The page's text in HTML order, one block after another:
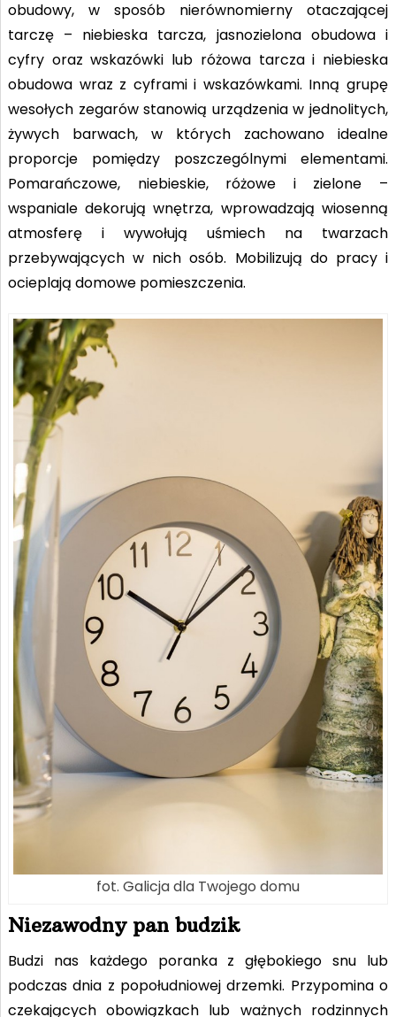
obudowy, w sposób nierównomierny otaczającej
tarczę – niebieska tarcza, jasnozielona obudowa i
cyfry oraz wskazówki lub różowa tarcza i niebieska
obudowa wraz z cyframi i wskazówkami. Inną grupę
wesołych zegarów stanowią urządzenia w jednolitych,
żywych barwach, w których zachowano idealne
proporcje pomiędzy poszczególnymi elementami.
Pomarańczowe, niebieskie, różowe i zielone –
wspaniale dekorują wnętrza, wprowadzają wiosenną
atmosferę i wywołują uśmiech na twarzach
przebywających w nich osób. Mobilizują do pracy i
ocieplają domowe pomieszczenia.
fot. Galicja dla Twojego domu
Niezawodny pan budzik
Budzi nas każdego poranka z głębokiego snu lub
podczas dnia z popołudniowej drzemki. Przypomina o
czekających obowiązkach lub ważnych rodzinnych